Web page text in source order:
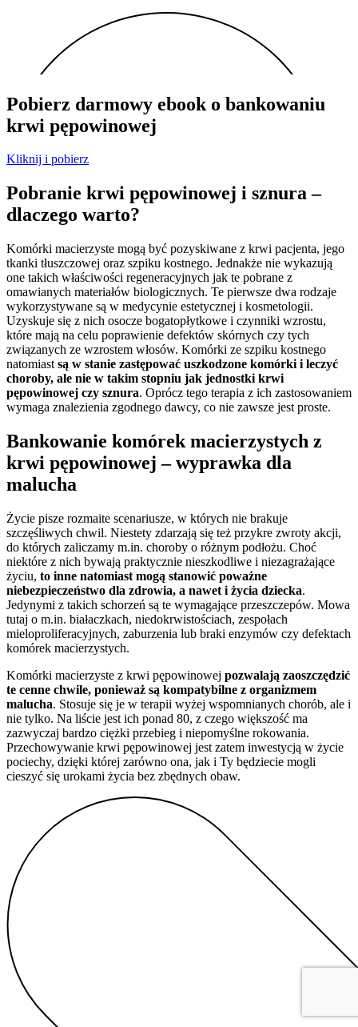
Pobierz darmowy ebook o bankowaniu
krwi pępowinowej
Kliknij i pobierz
Pobranie krwi pępowinowej i sznura –
dlaczego warto?
Komórki macierzyste mogą być pozyskiwane z krwi pacjenta, jego
tkanki tłuszczowej oraz szpiku kostnego. Jednakże nie wykazują
one takich właściwości regeneracyjnych jak te pobrane z
omawianych materiałów biologicznych. Te pierwsze dwa rodzaje
wykorzystywane są w medycynie estetycznej i kosmetologii.
Uzyskuje się z nich osocze bogatopłytkowe i czynniki wzrostu,
które mają na celu poprawienie defektów skórnych czy tych
związanych ze wzrostem włosów. Komórki ze szpiku kostnego
natomiast są w stanie zastępować uszkodzone komórki i leczyć
choroby, ale nie w takim stopniu jak jednostki krwi
pępowinowej czy sznura. Oprócz tego terapia z ich zastosowaniem
wymaga znalezienia zgodnego dawcy, co nie zawsze jest proste.
Bankowanie komórek macierzystych z
krwi pępowinowej – wyprawka dla
malucha
Życie pisze rozmaite scenariusze, w których nie brakuje
szczęśliwych chwil. Niestety zdarzają się też przykre zwroty akcji,
do których zaliczamy m.in. choroby o różnym podłożu. Choć
niektóre z nich bywają praktycznie nieszkodliwe i niezagrażające
życiu, to inne natomiast mogą stanowić poważne
niebezpieczeństwo dla zdrowia, a nawet i życia dziecka.
Jedynymi z takich schorzeń są te wymagające przeszczepów. Mowa
tutaj o m.in. białaczkach, niedokrwistościach, zespołach
mieloproliferacyjnych, zaburzenia lub braki enzymów czy defektach
komórek macierzystych.
Komórki macierzyste z krwi pępowinowej pozwalają zaoszczędzić
te cenne chwile, ponieważ są kompatybilne z organizmem
malucha. Stosuje się je w terapii wyżej wspomnianych chorób, ale i
nie tylko. Na liście jest ich ponad 80, z czego większość ma
zazwyczaj bardzo ciężki przebieg i niepomyślne rokowania.
Przechowywanie krwi pępowinowej jest zatem inwestycją w życie
pociechy, dzięki której zarówno ona, jak i Ty będziecie mogli
cieszyć się urokami życia bez zbędnych obaw.